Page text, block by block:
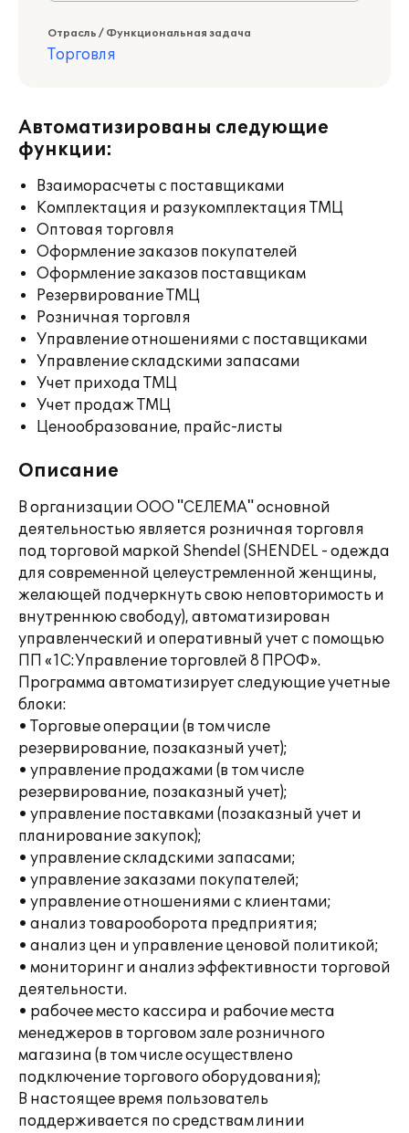
Отрасль / Функциональная задача
Торговля
Автоматизированы следующие
функции:
Взаиморасчеты с поставщиками
Комплектация и разукомплектация ТМЦ
Оптовая торговля
Оформление заказов покупателей
Оформление заказов поставщикам
Резервирование ТМЦ
Розничная торговля
Управление отношениями с поставщиками
Управление складскими запасами
Учет прихода ТМЦ
Учет продаж ТМЦ
Ценообразование, прайс-листы
Описание
В организации ООО "СЕЛЕМА" основной
деятельностью является розничная торговля
под торговой маркой Shendel (SHENDEL - одежда
для современной целеустремленной женщины,
желающей подчеркнуть свою неповторимость и
внутреннюю свободу), автоматизирован
управленческий и оперативный учет с помощью
ПП «1С:Управление торговлей 8 ПРОФ».
Программа автоматизирует следующие учетные
блоки:
• Торговые операции (в том числе
резервирование, позаказный учет);
• управление продажами (в том числе
резервирование, позаказный учет);
• управление поставками (позаказный учет и
планирование закупок);
• управление складскими запасами;
• управление заказами покупателей;
• управление отношениями с клиентами;
• анализ товарооборота предприятия;
• анализ цен и управление ценовой политикой;
• мониторинг и анализ эффективности торговой
деятельности.
• рабочее место кассира и рабочие места
менеджеров в торговом зале розничного
магазина (в том числе осуществлено
подключение торгового оборудования);
В настоящее время пользователь
поддерживается по средствам линии